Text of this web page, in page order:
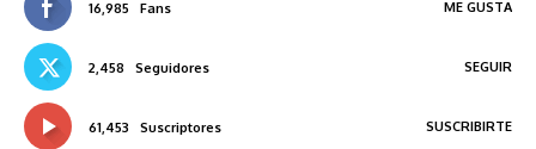
16,985 Fans ME GUSTA
2,458 Seguidores SEGUIR
61,453 Suscriptores SUSCRIBIRTE